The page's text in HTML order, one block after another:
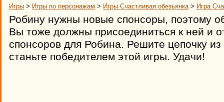
Игры > Игры по персонажам > Игры Счастливая обезьянка> Игра
Робину нужны новые спонсоры, поэтому
Вы тоже должны присоединиться к ней и
спонсоров для Робина. Решите цепочку
станьте победителем этой игры. Удачи!